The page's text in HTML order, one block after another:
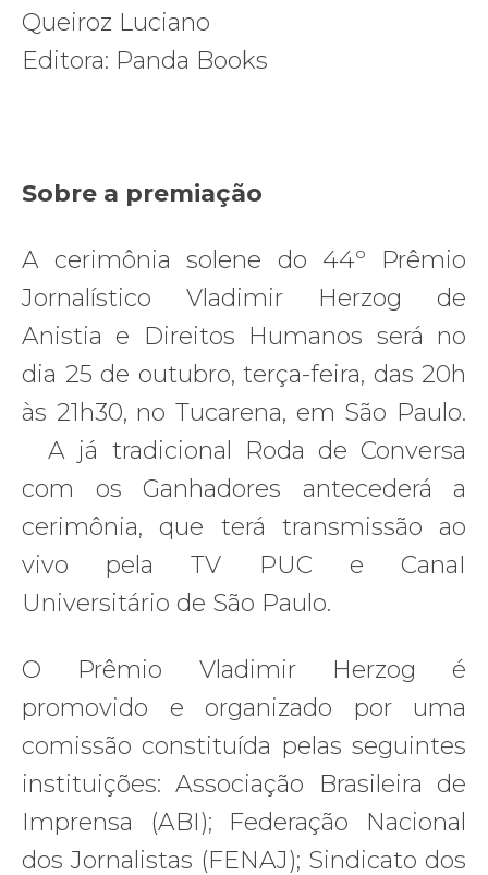
Queiroz Luciano
Editora: Panda Books
Sobre a premiação
A cerimônia solene do 44º Prêmio
Jornalístico Vladimir Herzog de
Anistia e Direitos Humanos será no
dia 25 de outubro, terça-feira, das 20h
às 21h30, no Tucarena, em São Paulo.
A já tradicional Roda de Conversa
com os Ganhadores antecederá a
cerimônia, que terá transmissão ao
vivo pela TV PUC e CanaI
Universitário de São Paulo.
O Prêmio Vladimir Herzog é
promovido e organizado por uma
comissão constituída pelas seguintes
instituições: Associação Brasileira de
Imprensa (ABI); Federação Nacional
dos Jornalistas (FENAJ); Sindicato dos